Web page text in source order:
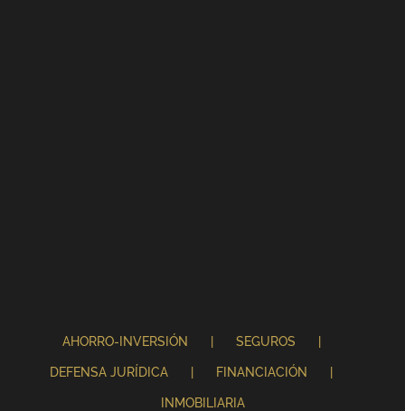
AHORRO-INVERSIÓN SEGUROS
DEFENSA JURÍDICA FINANCIACIÓN
INMOBILIARIA